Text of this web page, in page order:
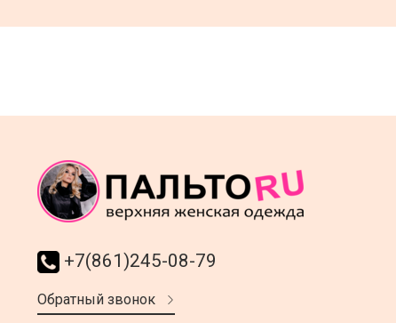
+7(861)245-08-79
Обратный звонок